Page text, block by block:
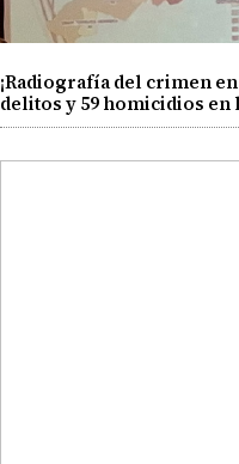
¡Radiografía del crimen
delitos y 59 homicidios en